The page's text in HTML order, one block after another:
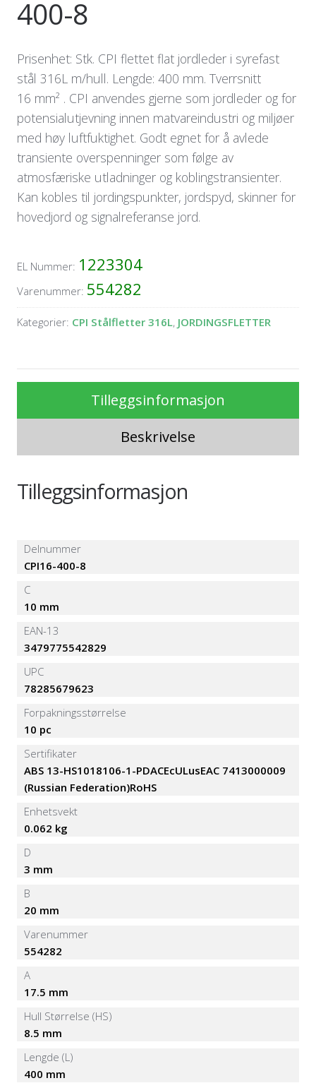
400-8
Prisenhet: Stk. CPI flettet flat jordleder i syrefast
stål 316L m/hull. Lengde: 400 mm. Tverrsnitt
16 mm² . CPI anvendes gjerne som jordleder og for
potensialutjevning innen matvareindustri og miljøer
med høy luftfuktighet. Godt egnet for å avlede
transiente overspenninger som følge av
atmosfæriske utladninger og koblingstransienter.
Kan kobles til jordingspunkter, jordspyd, skinner for
hovedjord og signalreferanse jord.
EL Nummer: 1223304
Varenummer: 554282
Kategorier: CPI Stålfletter 316L, JORDINGSFLETTER
Tilleggsinformasjon
Beskrivelse
Tilleggsinformasjon
Delnummer
CPI16-400-8
C
10 mm
EAN-13
3479775542829
UPC
78285679623
Forpakningsstørrelse
10 pc
Sertifikater
ABS 13-HS1018106-1-PDACEcULusEAC 7413000009
(Russian Federation)RoHS
Enhetsvekt
0.062 kg
D
3 mm
B
20 mm
Varenummer
554282
A
17.5 mm
Hull Størrelse (HS)
8.5 mm
Lengde (L)
400 mm